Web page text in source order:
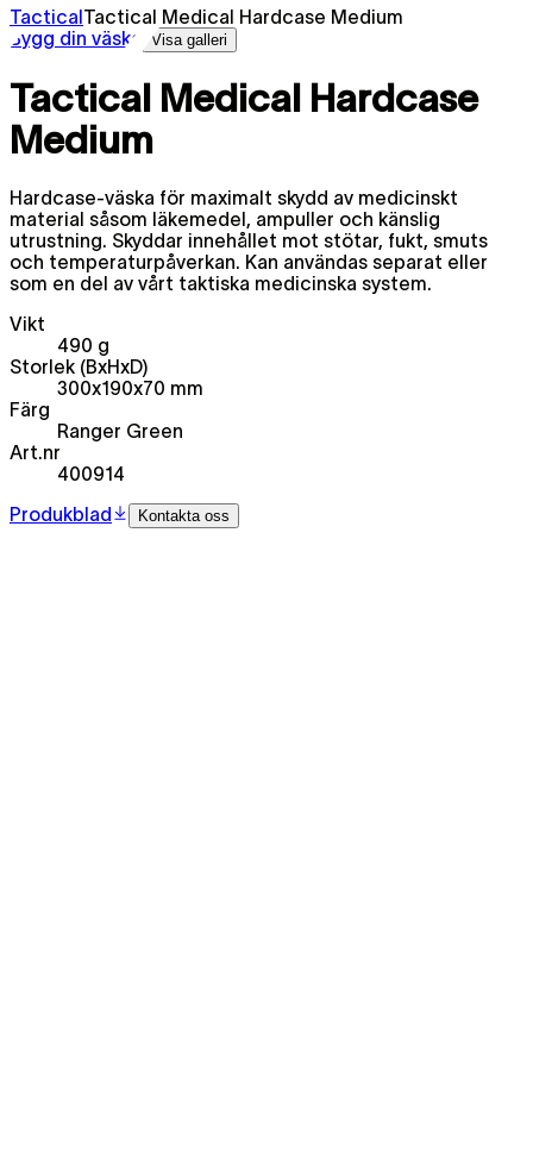
TacticalTactical Medical Hardcase Medium
Bygg din väska
Visa galleri
Tactical Medical Hardcase
Medium
Hardcase-väska för maximalt skydd av medicinskt
material såsom läkemedel, ampuller och känslig
utrustning. Skyddar innehållet mot stötar, fukt, smuts
och temperaturpåverkan. Kan användas separat eller
som en del av vårt taktiska medicinska system.
Vikt
490 g
Storlek (BxHxD)
300x190x70 mm
Färg
Ranger Green
Art.nr
400914
Produkblad
Kontakta oss